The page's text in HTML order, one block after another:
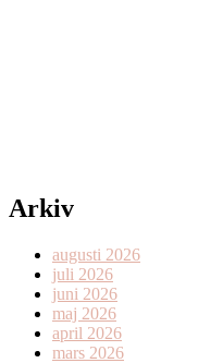
Arkiv
augusti 2026
juli 2026
juni 2026
maj 2026
april 2026
mars 2026